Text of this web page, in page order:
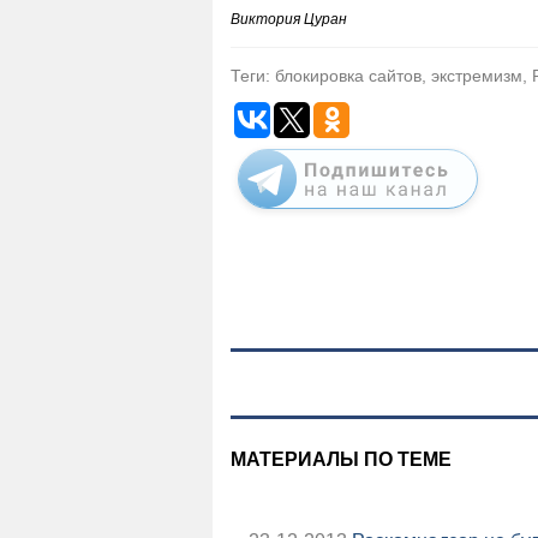
Виктория Цуран
Теги: блокировка сайтов, экстремизм,
МАТЕРИАЛЫ ПО ТЕМЕ